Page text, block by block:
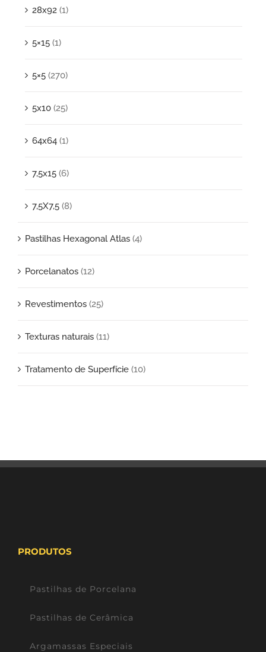
28x92 (1)
5×15 (1)
5×5 (270)
5x10 (25)
64x64 (1)
7,5x15 (6)
7,5X7,5 (8)
Pastilhas Hexagonal Atlas (4)
Porcelanatos (12)
Revestimentos (25)
Texturas naturais (11)
Tratamento de Superfície (10)
PRODUTOS
Pastilhas de Porcelana
Pastilhas de Cerâmica
Argamassas Especiais